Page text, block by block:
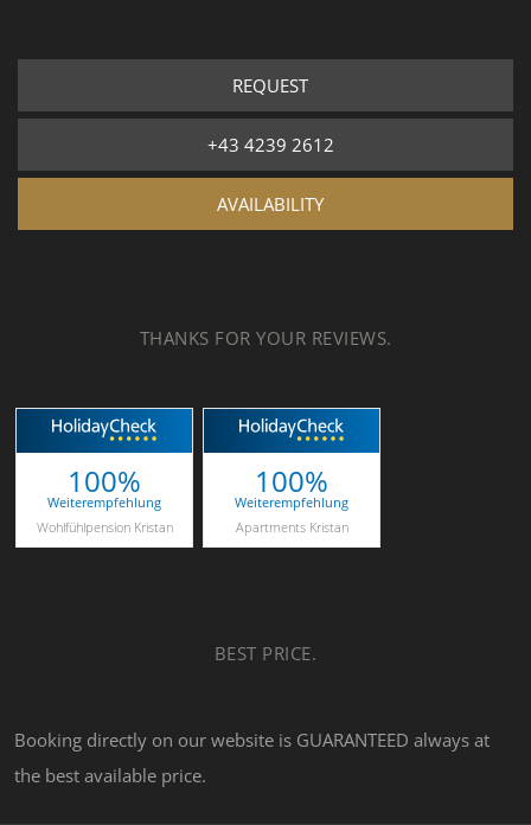
REQUEST
+43 4239 2612
AVAILABILITY
THANKS FOR YOUR REVIEWS.
100%
Weiterempfehlung
Wohlfühlpension Kristan
100%
Weiterempfehlung
Apartments Kristan
BEST PRICE.
Booking directly on our website is GUARANTEED always at
the best available price.